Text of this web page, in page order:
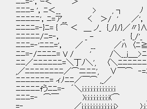
ﾆﾆ=‐'，ｰ＜ ＞ /７ '-,
ﾆﾆﾆ= '，ﾆ＜__ > , ┐ ﾉ < 〈/
ﾆﾆﾆﾆﾆ'，ﾆ=ア__ く ＞/ ' ／'
ﾆﾆﾆﾆ=‐}ﾆ= { ⌒ ＜ ＿ ノ_ {_/}/}／
ﾆﾆﾆﾆﾆ/ﾆ=‐， _ - _ {_/'_ ､
ﾆﾆﾆ=‐'ﾆﾆﾆ='， ／ __ ／
ﾆﾆ=‐/ﾆﾆﾆﾆ= V / ' /＼__j＿_>ﾆﾆ
ﾆﾆ／ﾆﾆﾆﾆﾆﾆ=＼丁ﾉ＼', 〈＼
,／ﾆﾆﾆﾆﾆﾆﾆﾆ／⌒ニﾆﾆ', ∨￣⌒ ‐=
ﾆﾆﾆﾆﾆﾆﾆ= ィﾉﾆﾆ／￣⌒ ,_
ﾆﾆﾆﾆﾆfうﾆﾆ=‐ ´＼
ﾆﾆﾆ=‐ ⌒￣ )i:i:i:i:i:i:i:i:i(⌒
=‐ ／i:i:i:i:i:i:i:i:i:i:i:i>